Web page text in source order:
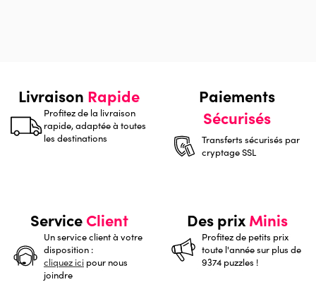
Livraison Rapide
Profitez de la livraison
rapide, adaptée à toutes
les destinations
Paiements
Sécurisés
Transferts sécurisés par
cryptage SSL
ServiceClient
Un service client à votre
disposition :
cliquez ici pour nous
joindre
Des prixMinis
Profitez de petits prix
toute l'année sur plus de
9374 puzzles !